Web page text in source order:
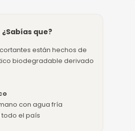
¿Sabías que?
están hechos de
biodegradable derivado
con agua fría
todo el país